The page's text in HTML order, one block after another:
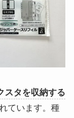
スタを収納する
ています。種